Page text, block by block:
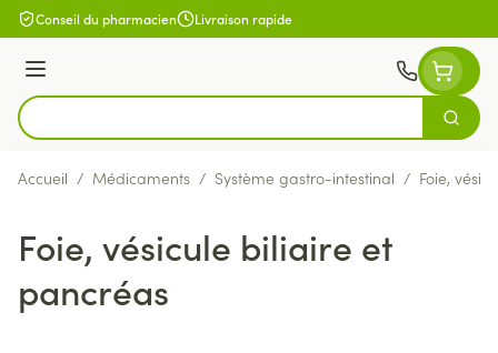
Aller au contenu
Conseil du pharmacien Livraison rapide
Menu
Rechercher
Accueil / Médicaments / Système gastro-intestinal / Foie,
Foie, vésicule biliaire et
pancréas